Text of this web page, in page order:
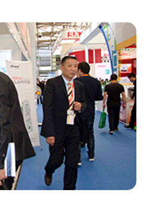
du fusible ou consultez un